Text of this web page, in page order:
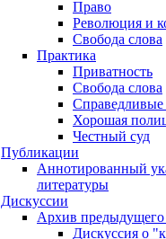
Право
Революция и
Свобода слова
Практика
Приватность
Свобода слова
Хорошая
Честный суд
Публикации
Аннотированный
литературы
Дискуссии
Архив предыдущего
Дискуссия о